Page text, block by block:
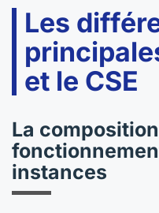
Les
et le CSE
La
instances